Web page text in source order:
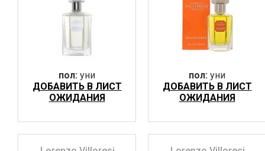
пол: уни
ДОБАВИТЬ В ЛИСТ
ОЖИДАНИЯ
пол: уни
ДОБАВИТЬ В ЛИСТ
ОЖИДАНИЯ